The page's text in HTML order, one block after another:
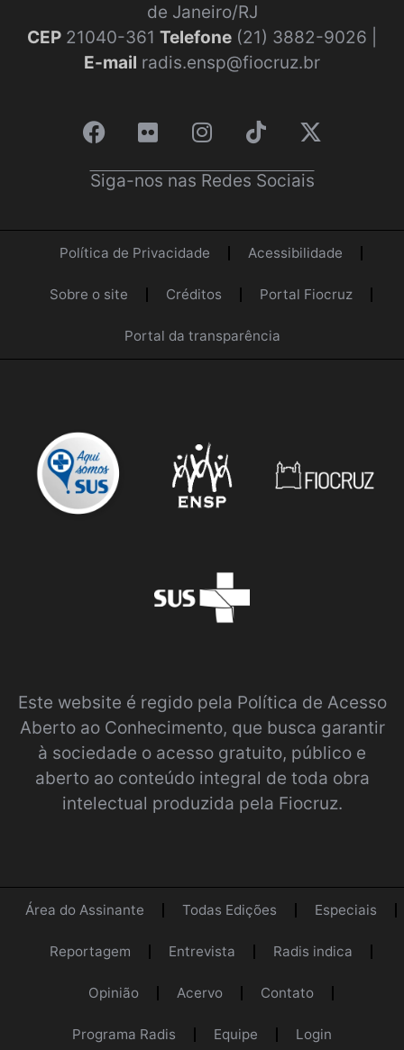
de Janeiro/RJ
CEP 21040-361 Telefone (21) 3882-9026 |
E-mail radis.ensp@fiocruz.br
Siga-nos nas Redes Sociais
Política de Privacidade Acessibilidade
Sobre o site Créditos Portal Fiocruz
Portal da transparência
Este website é regido pela Política de Acesso
Aberto ao Conhecimento, que busca garantir
à sociedade o acesso gratuito, público e
aberto ao conteúdo integral de toda obra
intelectual produzida pela Fiocruz.
Área do Assinante Todas Edições Especiais
Reportagem Entrevista Radis indica
Opinião Acervo Contato
Programa Radis Equipe Login